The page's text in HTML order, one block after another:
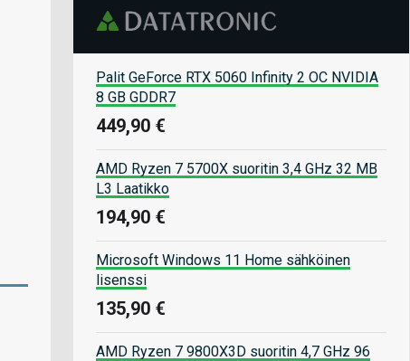
Palit GeForce RTX 5060 Infinity 2 OC NVIDIA
8 GB GDDR7
449,90 €
AMD Ryzen 7 5700X suoritin 3,4 GHz 32 MB
L3 Laatikko
194,90 €
Microsoft Windows 11 Home sähköinen
lisenssi
135,90 €
AMD Ryzen 7 9800X3D suoritin 4,7 GHz 96